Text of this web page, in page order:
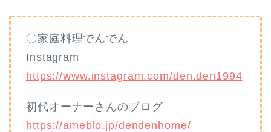
〇家庭料理でんでん
Instagram
https://www.instagram.com/den.den1994
初代オーナーさんのブログ
https://ameblo.jp/dendenhome/